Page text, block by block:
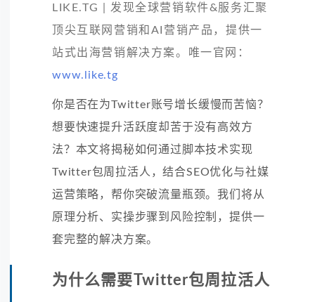
LIKE.TG | 发现全球营销软件&服务汇聚
顶尖互联网营销和AI营销产品，提供一
站式出海营销解决方案。唯一官网：
www.like.tg
你是否在为Twitter账号增长缓慢而苦恼？
想要快速提升活跃度却苦于没有高效方
法？本文将揭秘如何通过脚本技术实现
Twitter包周拉活人，结合SEO优化与社媒
运营策略，帮你突破流量瓶颈。我们将从
原理分析、实操步骤到风险控制，提供一
套完整的解决方案。
为什么需要Twitter包周拉活人